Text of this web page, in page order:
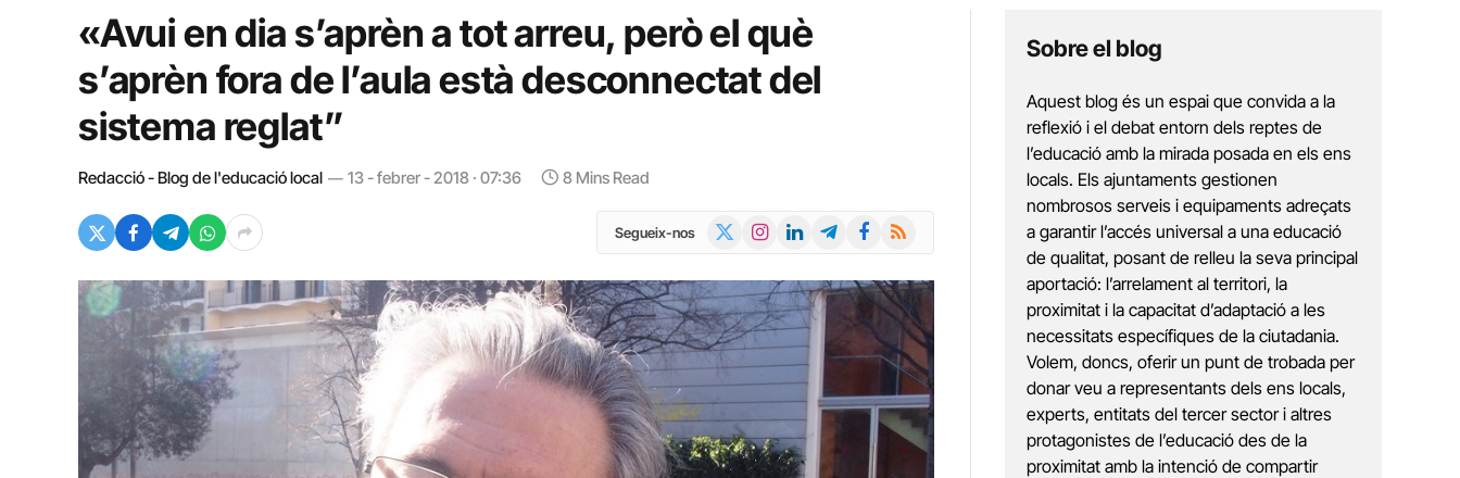
«Avui en dia s’aprèn a tot arreu, però el què
s’aprèn fora de l’aula està desconnectat del
sistema reglat”
Redacció - Blog de l'educació local 13 - febrer - 2018 · 07:36 8 Mins Read
Segueix-nos InstagramLinkedInTelegramFacebook
RSS
Sobre el blog
Aquest blog és un espai que convida a la
reflexió i el debat entorn dels reptes de
l’educació amb la mirada posada en els ens
locals. Els ajuntaments gestionen
nombrosos serveis i equipaments adreçats
a garantir l’accés universal a una educació
de qualitat, posant de relleu la seva principal
aportació: l’arrelament al territori, la
proximitat i la capacitat d’adaptació a les
necessitats específiques de la ciutadania.
Volem, doncs, oferir un punt de trobada per
donar veu a representants dels ens locals,
experts, entitats del tercer sector i altres
protagonistes de l’educació des de la
proximitat amb la intenció de compartir